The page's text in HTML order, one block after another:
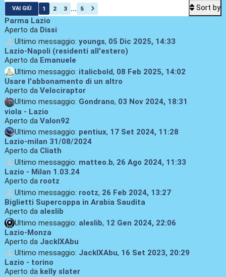
VAI GIÙ 1 2 3 ... 5
Sort by
Parma Lazio
Aperto da Dissi
Ultimo messaggio: youngs, 05 Dic 2025, 14:33
Lazio-Napoli (residenti all'estero)
Aperto da Emanuele
Ultimo messaggio: italicbold, 08 Feb 2025, 14:02
Usare l'abbonamento di un altro
Aperto da Velociraptor
Ultimo messaggio: Gondrano, 03 Nov 2024, 18:31
viola - Lazio
Aperto da Valon92
Ultimo messaggio: pentiux, 17 Set 2024, 11:28
Lazio-milan 31/08/2024
Aperto da Cliath
Ultimo messaggio: matteo.b, 26 Ago 2024, 11:33
Lazio - Milan 1.03.24
Aperto da rootz
Ultimo messaggio: rootz, 26 Feb 2024, 13:27
Biglietti Supercoppa in Arabia Saudita
Aperto da aleslib
Ultimo messaggio: aleslib, 12 Gen 2024, 22:06
Lazio-Monza
Aperto da JackIXAbu
Ultimo messaggio: JackIXAbu, 16 Set 2023, 20:29
Lazio - torino
Aperto da kelly slater